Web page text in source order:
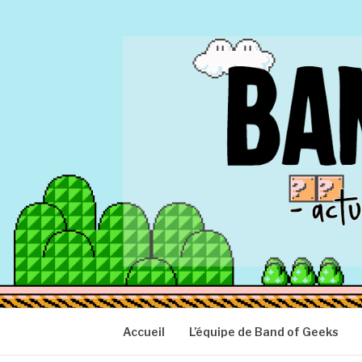
BAND OF
Actu Geek d'hier et d'aujourd'hui
Accueil L’équipe de Band of Geeks